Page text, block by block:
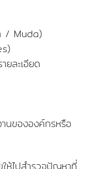
/ Muda)
ละเอียด
นขององค์กรหรือ